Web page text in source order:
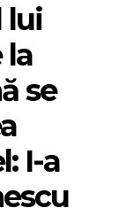
lui
la
se
I-a